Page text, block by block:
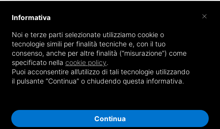
© Bottiglieria Estense Enoteca - Enoteca online - P.IVA 0190313038
Informativa
Noi e terze parti selezionate utilizziamo cookie o
tecnologie simili per finalità tecniche e, con il tuo
consenso, anche per altre finalità (“misurazione”) come
specificato nella cookie policy.
Puoi acconsentire all’utilizzo di tali tecnologie utilizzando
il pulsante “Continua” o chiudendo questa informativa.
Continua
×